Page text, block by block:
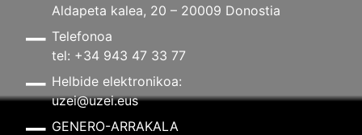
Aldapeta kalea, 20 – 20009 Donostia
Telefonoa
tel: +34 943 47 33 77
Helbide elektronikoa:
uzei@uzei.eus
GENERO-ARRAKALA